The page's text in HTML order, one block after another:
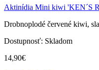
Aktinídia Mini kiwi 'KEN´S
Drobnoplodé červené kiwi,
Dostupnosť: Skladom
14,90€